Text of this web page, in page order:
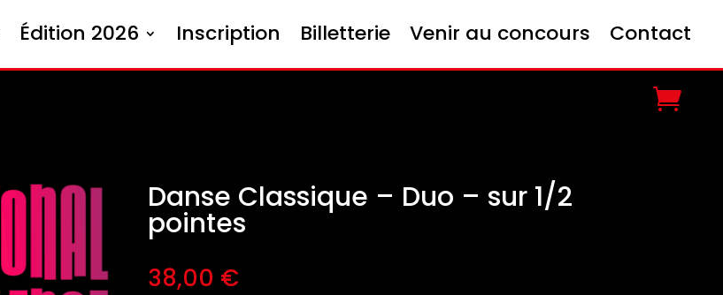
Édition 2026 Inscription Billetterie Venir au concours Contact
Danse Classique – Duo – sur 1/2
pointes
38,00 €